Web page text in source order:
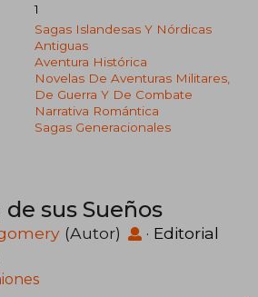
1
Sagas Islandesas Y Nórdicas
Antiguas
Aventura Histórica
Novelas De Aventuras Militares,
De Guerra Y De Combate
Narrativa Romántica
Sagas Generacionales
de sus Sueños
(Autor) · Editorial